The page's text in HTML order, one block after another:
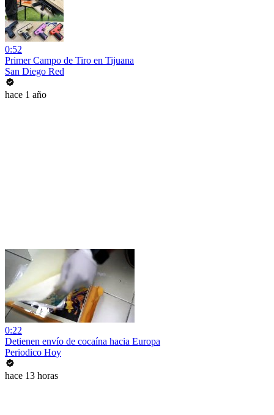
0:52
Primer Campo de Tiro en Tijuana
San Diego Red
hace 1 año
0:22
Detienen envío de cocaína hacia Europa
Periodico Hoy
hace 13 horas